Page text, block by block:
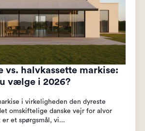
vs. halvkassette markise:
vælge i 2026?
i virkeligheden den dyreste
omskiftelige danske vejr for alvor
er et spørgsmål, vi...